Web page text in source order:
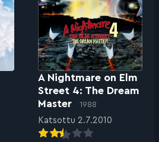
A Nightmare on Elm
Street 4: The Dream
Master
1988
Katsottu 2.7.2010